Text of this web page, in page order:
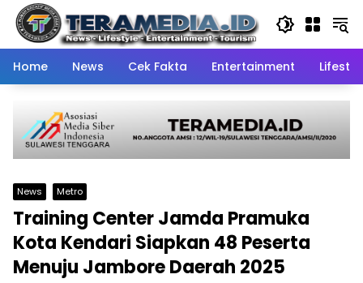
Skip
content
Home
News Cek Fakta Entertainment
News Metro
Training Center Jamda Pramuka
Kota Kendari Siapkan 48 Peserta
Menuju Jambore Daerah 2025